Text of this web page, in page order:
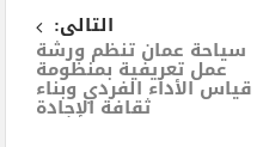
التالى:
سياحة عمان تنظم ورشة
عمل تعريفية بمنظومة
قياس الأداء الفردي وبناء
ثقافة الإجادة